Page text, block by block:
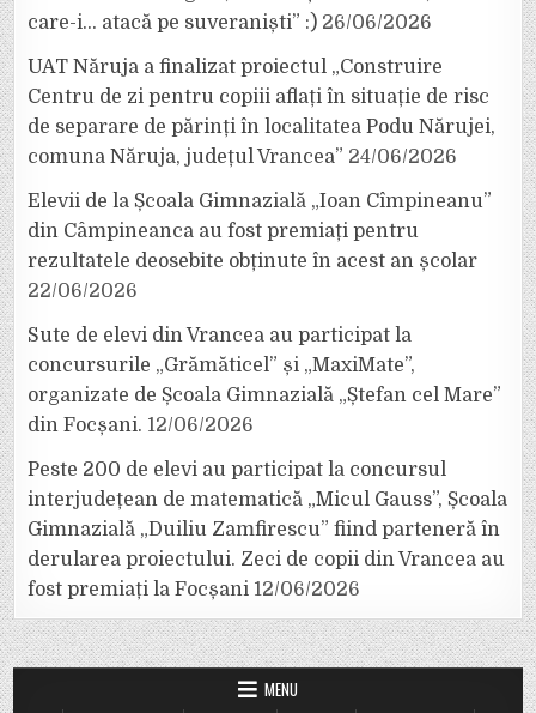
care-i… atacă pe suveraniști” :) 26/06/2026
UAT Năruja a finalizat proiectul „Construire
Centru de zi pentru copiii aflați în situație de risc
de separare de părinți în localitatea Podu Nărujei,
comuna Năruja, județul Vrancea” 24/06/2026
Elevii de la Școala Gimnazială „Ioan Cîmpineanu”
din Câmpineanca au fost premiați pentru
rezultatele deosebite obținute în acest an școlar
22/06/2026
Sute de elevi din Vrancea au participat la
concursurile „Grămăticel” și „MaxiMate”,
organizate de Școala Gimnazială „Ștefan cel Mare”
din Focșani. 12/06/2026
Peste 200 de elevi au participat la concursul
interjudețean de matematică „Micul Gauss”, Școala
Gimnazială „Duiliu Zamfirescu” fiind parteneră în
derularea proiectului. Zeci de copii din Vrancea au
fost premiați la Focșani 12/06/2026
MENU